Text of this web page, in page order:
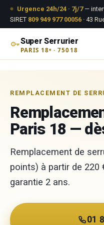
Aller au contenu
Urgence 24h/24 · 7j/7—
SIRET 809 949 977 00056 · 43
Super Serrurier
PARIS 18ᵉ · 75018
REMPLACEMENT DE
Paris 18 —
Remplacement de
points) à partir de 220
garantie 2 ans.
01